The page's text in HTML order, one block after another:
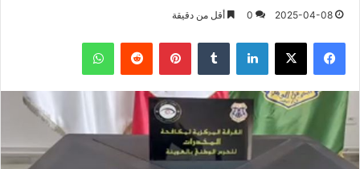
2025-04-08
0 أقل من دقيقة
فيسبوك X لينكدإن بينتيريست واتساب